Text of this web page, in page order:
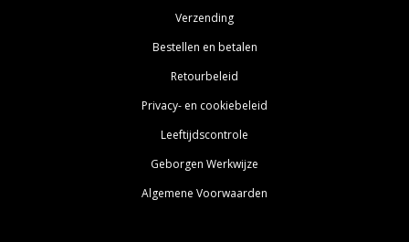
Verzending
Bestellen en betalen
Retourbeleid
Privacy- en cookiebeleid
Leeftijdscontrole
Geborgen Werkwijze
Algemene Voorwaarden